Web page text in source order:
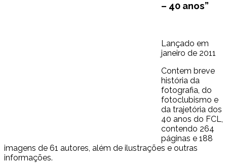
– 40 anos”
Lançado em
janeiro de 2011
Contem breve
história da
fotografia, do
fotoclubismo e
da trajetória dos
40 anos do FCL,
contendo 264
páginas e 188
imagens de 61 autores, além de ilustrações e outras
informações.